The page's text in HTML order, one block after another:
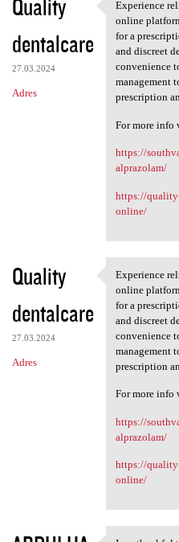
Quality
dentalcare
27.03.2024
Adres
Experience
Experience
online
for a
and discreet
convenience
management
prescription
For more info
https://
alprazolam/
https://
online/
Quality
dentalcare
27.03.2024
Adres
Experience
Experience
online
for a
and discreet
convenience
management
prescription
For more info
https://
alprazolam/
https://
online/